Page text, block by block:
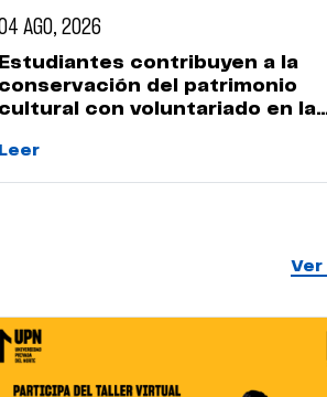
AGO, 2026
Estudiantes contribuyen a la
conservación del patrimonio
cultural con voluntariado en la
Leer
Ver